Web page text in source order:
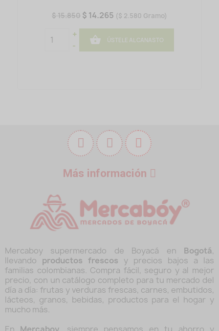
$ 15.850 $ 14.265 ($ 2.580 Gramo)
+
-
 ÚSTELE AL CANASTO
Más información
Mercaboy supermercado de Boyacá en Bogotá,
llevando productos frescos y precios bajos a las
familias colombianas. Compra fácil, seguro y al mejor
precio, con un catálogo completo para tu mercado del
día a día: frutas y verduras frescas, carnes, embutidos,
lácteos, granos, bebidas, productos para el hogar y
mucho más.